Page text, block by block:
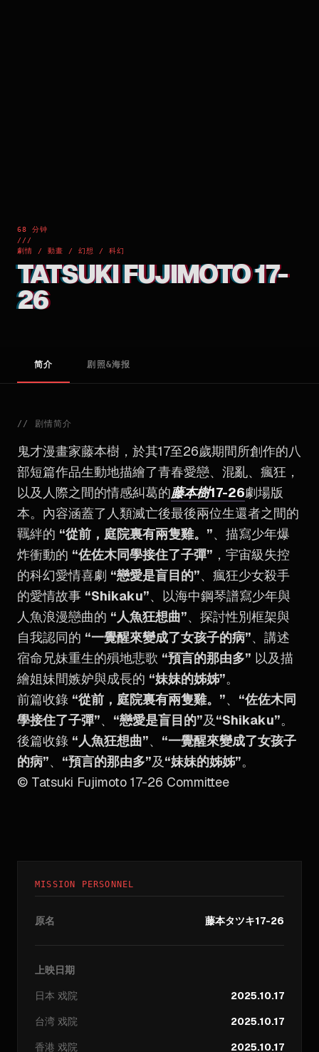
68 分钟
///
劇情 / 動畫 / 幻想 / 科幻
TATSUKI FUJIMOTO 17-
26
简介 剧照&海报
// 剧情简介
鬼才漫畫家藤本樹，於其17至26歲期間所創作的八
部短篇作品生動地描繪了青春愛戀、混亂、瘋狂，
以及人際之間的情感糾葛的藤本樹17-26劇場版
本。內容涵蓋了人類滅亡後最後兩位生還者之間的
羈絆的 “從前，庭院裏有兩隻雞。”、描寫少年爆
炸衝動的 “佐佐木同學接住了子彈” ，宇宙級失控
的科幻愛情喜劇 “戀愛是盲目的”、瘋狂少女殺手
的愛情故事 “Shikaku”、以海中鋼琴譜寫少年與
人魚浪漫戀曲的 “人魚狂想曲”、探討性別框架與
自我認同的 “一覺醒來變成了女孩子的病”、講述
宿命兄妹重生的殞地悲歌 “預言的那由多” 以及描
繪姐妹間嫉妒與成長的 “妹妹的姊姊”。
前篇收錄 “從前，庭院裏有兩隻雞。”、 “佐佐木同
學接住了子彈”、 “戀愛是盲目的”及“Shikaku”。
後篇收錄 “人魚狂想曲”、 “一覺醒來變成了女孩子
的病”、 “預言的那由多”及“妹妹的姊姊”。
© Tatsuki Fujimoto 17-26 Committee
MISSION PERSONNEL
原名 藤本タツキ17-26
上映日期
日本 戏院
2025.10.17
台湾 戏院
2025.10.17
香港 戏院 2025.10.17